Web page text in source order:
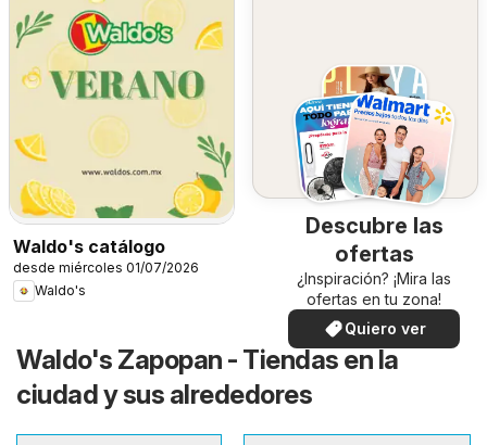
Waldo's catálogo
desde miércoles 01/07/2026
Waldo's
Descubre las
ofertas
¿Inspiración? ¡Mira las
ofertas en tu zona!
Quiero ver
Waldo's Zapopan - Tiendas en la
ciudad y sus alrededores